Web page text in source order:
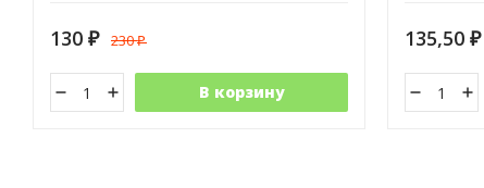
130 ₽ 230₽
В корзину
135,50 ₽